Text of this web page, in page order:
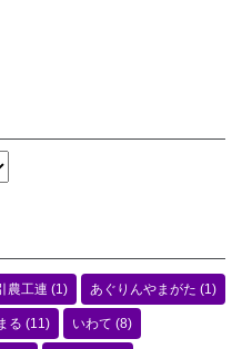
農工連 (1) あぐりんやまがた (1)
る (11) いわて (8)